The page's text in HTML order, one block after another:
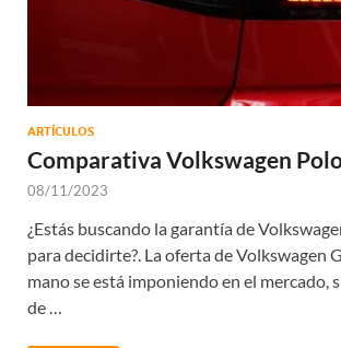
ARTÍCULOS
Comparativa Volkswagen
08/11/2023
¿Estás buscando la garantía de
para decidirte?. La oferta de Volkswagen
mano se está imponiendo en el mercado,
de …